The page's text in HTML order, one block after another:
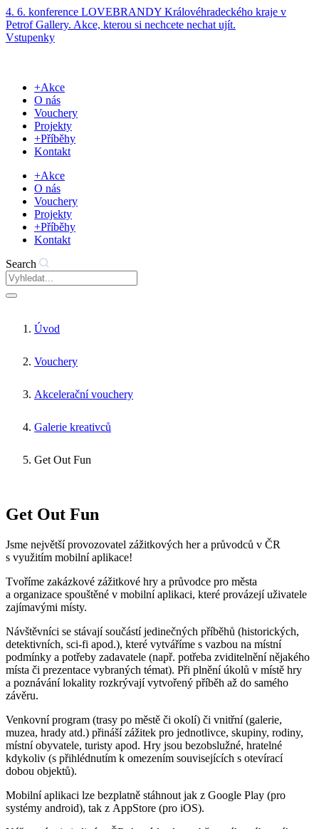
Přejít
k
obsahu
4. 6. konference LOVEBRANDY Královéhradeckého kraje v
Petrof Gallery. Akce, kterou si nechcete nechat ujít.
Vstupenky
+Akce
O nás
Vouchery
Projekty
+Příběhy
Kontakt
+Akce
O nás
Vouchery
Projekty
+Příběhy
Kontakt
Search
Úvod
Vouchery
Akcelerační vouchery
Galerie kreativců
Get Out Fun
Get Out Fun
Jsme největší provozovatel zážitkových her a průvodců v ČR
s využitím mobilní aplikace!
Tvoříme zakázkové zážitkové hry a průvodce pro města
a organizace spouštěné v mobilní aplikaci, které provázejí uživatele
zajímavými místy.
Návštěvníci se stávají součástí jedinečných příběhů (historických,
detektivních, sci-fi apod.), které vytváříme s vazbou na místní
podmínky a potřeby zadavatele (např. potřeba zviditelnění nějakého
místa či prezentace vybraných témat). Při plnění úkolů v místě hry
a poznávání lokality rozkrývají vytvořený příběh až do samého
závěru.
Venkovní program (trasy po městě či okolí) či vnitřní (galerie,
muzea, hrady atd.) přináší zážitek pro jednotlivce, skupiny, rodiny,
místní obyvatele, turisty apod. Hry jsou bezobslužné, hratelné
kdykoliv (s přihlédnutím k omezením souvisejících s otevírací
dobou objektů).
Mobilní aplikaci lze bezplatně stáhnout jak z Google Play (pro
systémy android), tak z AppStore (pro iOS).